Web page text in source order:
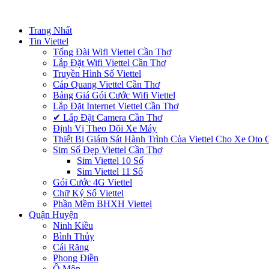
Trang Nhất
Tin Viettel
Tổng Đài Wifi Viettel Cần Thơ
Lắp Đặt Wifi Viettel Cần Thơ
Truyền Hình Số Viettel
Cáp Quang Viettel Cần Thơ
Bảng Giá Gói Cước Wifi Viettel
Lắp Đặt Internet Viettel Cần Thơ
✔‎ Lắp Đặt Camera Cần Thơ
Định Vị Theo Dõi Xe Máy
Thiết Bị Giám Sát Hành Trình Của Viettel Cho Xe Oto
Sim Số Đẹp Viettel Cần Thơ
Sim Viettel 10 Số
Sim Viettel 11 Số
Gói Cước 4G Viettel
Chữ Ký Số Viettel
Phần Mềm BHXH Viettel
Quận Huyện
Ninh Kiều
Bình Thủy
Cái Răng
Phong Điền